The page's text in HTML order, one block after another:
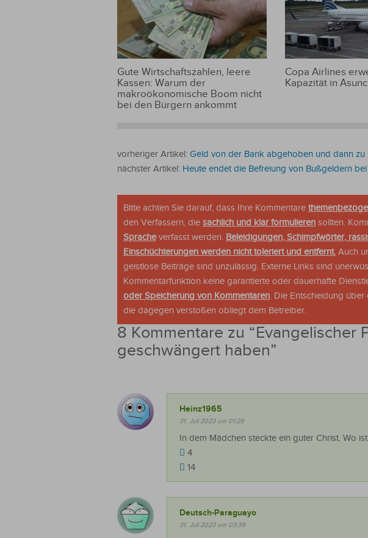
Gute Wirtschaftszahlen, leere
Kassen: Warum der
makroökonomische Boom nicht
bei den Bürgern ankommt
Copa Airlines
Kapazität in
vorheriger Artikel: Geld von der Bank abgehoben und dann zu
nächster Artikel: Heute endet die Befreiung von Bußgeldern
Bitte achten Sie darauf, dass Ihre Kommentare
den Verfassern, die sachlich und klar formulieren sollten.
Spracheverfasst werden. Beleidigungen, Schimpfwörter,
Einschüchterungen werden nicht toleriert und entfernt. Auch
geistlose Beiträge sind unzulässig. Externe Links sind
Kommentarfunktion keine garantierte oder dauerhafte
oder Speicherung von Kommentaren. Die Entscheidung
die dagegen verstoßen obliegt dem Betreiber.
8 Kommentare zu “Evangelischer
geschwängert haben”
Heinz1965
31. Juli 2023 um 01:29
In dem Mädchen steckte ein guter Christ. Wo
4
14
Deutsch-Paraguayo
31. Juli 2023 um 03:39